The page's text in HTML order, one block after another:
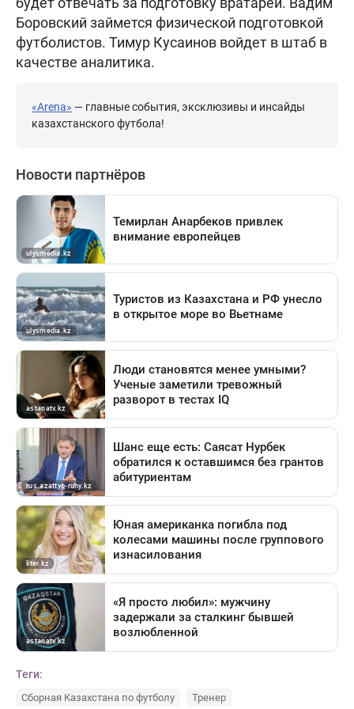
Боровский займется физической подготовкой
футболистов. Тимур Кусаинов войдет в штаб в
качестве аналитика.
«Arena» — главные события, эксклюзивы и инсайды
казахстанского футбола!
Теги:
Сборная Казахстана по футболу Тренер